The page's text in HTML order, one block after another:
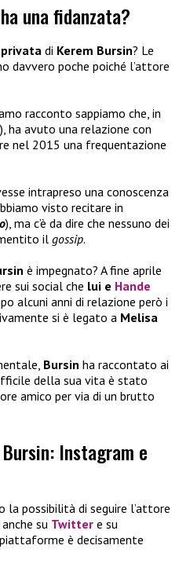
una fidanzata?
di Kerem Bursin? Le
davvero poche poiché l’attore
racconto sappiamo che, in
ha avuto una relazione con
nel 2015 una frequentazione
intrapreso una conoscenza
visto recitare in
), ma c’è da dire che nessuno dei
il gossip.
è impegnato? A fine aprile
sui social che lui e Hande
alcuni anni di relazione però i
si è legato a Melisa
Bursin ha raccontato ai
della sua vita è stato
amico per via di un brutto
Instagram e
la possibilità di seguire l’attore
anche su Twitter e su
è decisamente